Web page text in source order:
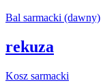
Bal sarmacki (dawny)
rekuza
Kosz sarmacki